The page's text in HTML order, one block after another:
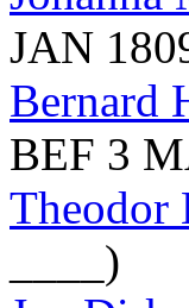
JAN
Bernard
BEF 3
____)